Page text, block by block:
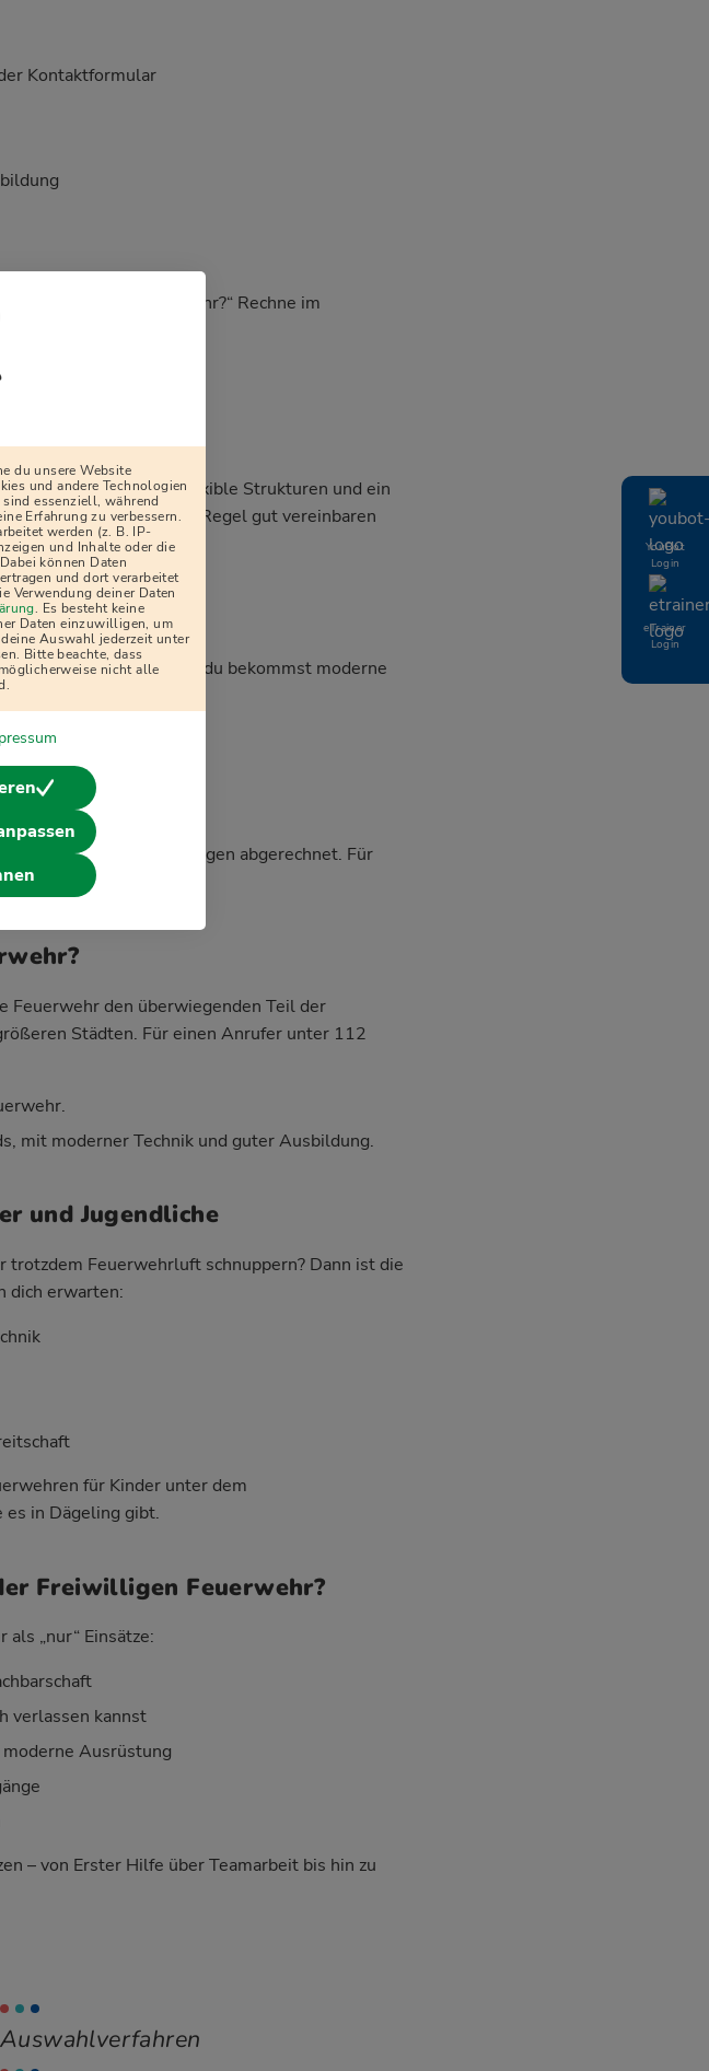
YouBot
Login
eTrainer
Login
Kontaktformular
die Freiwillige Feuerwehr?“ Rechne im
abends)
Dienstpläne, flexible Strukturen und ein
und Privatleben in aller Regel gut vereinbaren
Geld – im Gegenteil, du bekommst moderne
oder Versicherungen abgerechnet. Für
Feuerwehr den überwiegenden Teil der
Städten. Für einen Anrufer unter 112
mit moderner Technik und guter Ausbildung.
und Jugendliche
trotzdem Feuerwehrluft schnuppern? Dann ist die
dich erwarten:
für Kinder unter dem
es in Dägeling gibt.
Freiwilligen Feuerwehr?
„nur“ Einsätze:
verlassen kannst
Ausrüstung
– von Erster Hilfe über Teamarbeit bis hin zu
du unsere Website
und andere Technologien
essenziell, während
Erfahrung zu verbessern.
werden (z. B. IP-
und Inhalte oder die
können Daten
und dort verarbeitet
Verwendung deiner Daten
. Es besteht keine
Daten einzuwilligen, um
Auswahl jederzeit unter
Bitte beachte, dass
nicht alle